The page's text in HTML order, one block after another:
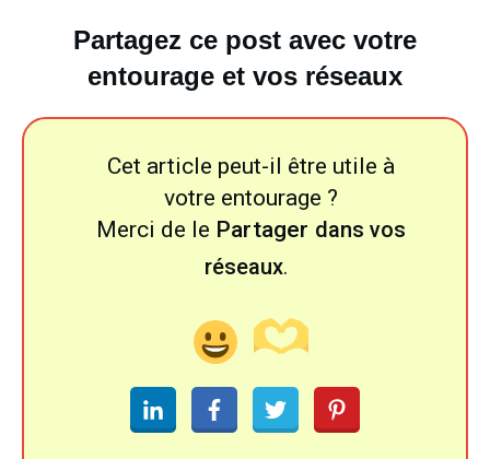
Partagez ce post avec votre
entourage et vos réseaux
Cet article peut-il être utile à
votre entourage ?
Merci de le Partager dans vos
réseaux.